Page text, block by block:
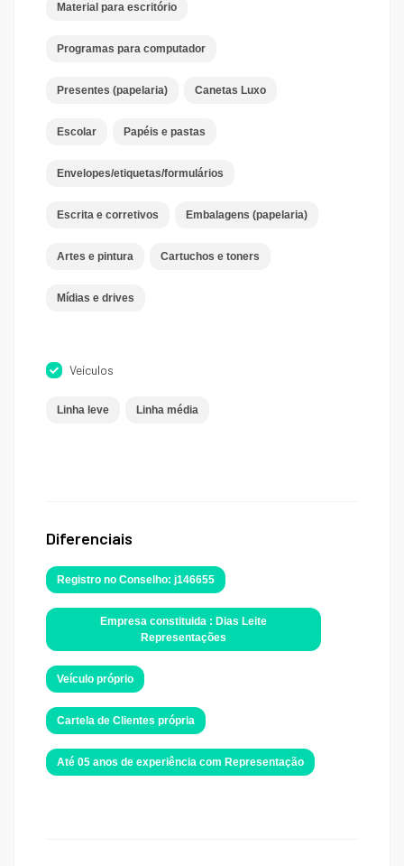
Material para escritório
Programas para computador
Presentes (papelaria) Canetas Luxo
Escolar Papéis e pastas
Envelopes/etiquetas/formulários
Escrita e corretivos Embalagens (papelaria)
Artes e pintura Cartuchos e toners
Mídias e drives
Veículos
Linha leve Linha média
Diferenciais
Registro no Conselho: j146655
Empresa constituida : Dias Leite
Representações
Veículo próprio
Cartela de Clientes própria
Até 05 anos de experiência com Representação